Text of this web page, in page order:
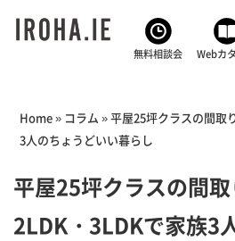
無料相談会 Webカ
Home» コラム »平屋25坪クラスの間取
3人のちょうどいい暮らし
平屋25坪クラスの間取
2LDK・3LDKで家族3